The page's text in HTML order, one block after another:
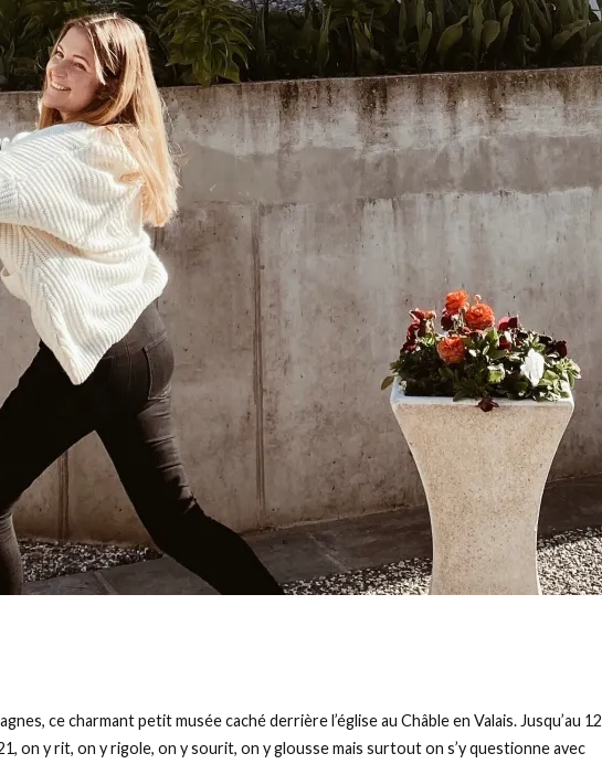
ce charmant petit musée caché derrière l’église au Châble en Valais. Jusqu’au 12
on y rit, on y rigole, on y sourit, on y glousse mais surtout on s’y questionne avec